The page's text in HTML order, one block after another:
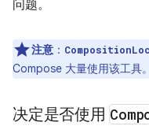
问题。
注意 ：
Compose 大量使用该工具。
决定是否使用